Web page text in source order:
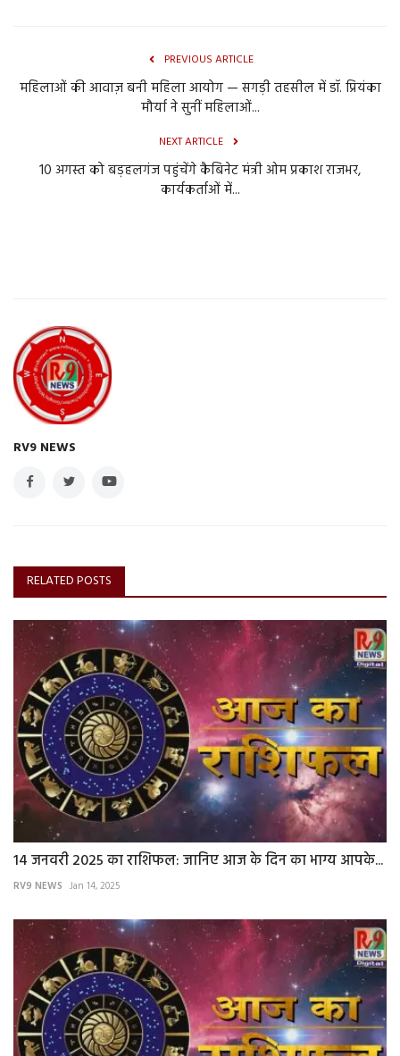
PREVIOUS ARTICLE
महिलाओं की आवाज़ बनी महिला आयोग — सगड़ी तहसील में डॉ. प्रियंका
मौर्या ने सुनीं महिलाओं...
NEXT ARTICLE
10 अगस्त को बड़हलगंज पहुंचेंगे कैबिनेट मंत्री ओम प्रकाश राजभर,
कार्यकर्ताओं में...
RV9 NEWS
RELATED POSTS
14 जनवरी 2025 का राशिफल: जानिए आज के दिन का भाग्य आपके...
RV9 NEWS Jan 14, 2025